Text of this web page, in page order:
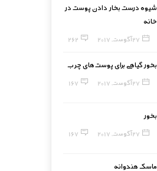
شیوه درست بخار دادن پوست در
خانه
27 آگوست, 2017 262
بخور گیاهی برای پوست‌های چرب
27 آگوست, 2017 167
بخور
27 آگوست, 2017 167
ماسک هندوانه